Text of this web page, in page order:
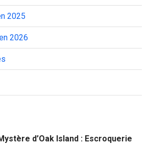
2025
2026
d’Oak Island : Escroquerie